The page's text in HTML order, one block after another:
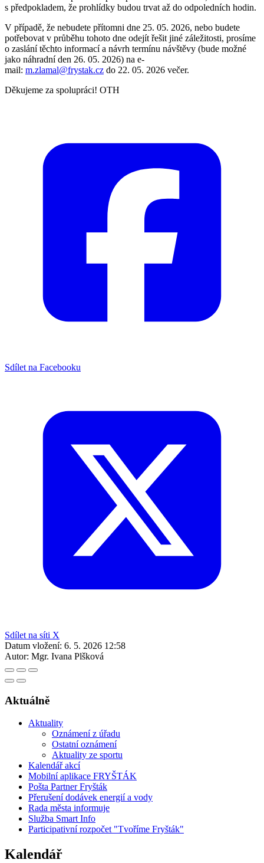
s předpokladem, že prohlídky budou trvat až do odpoledních hodin.
V případě, že nebudete přítomni dne 25. 05. 2026, nebo budete
potřebovat v průběhu tohoto dne odejít řešit jiné záležitosti, prosíme
o zaslání těchto informací a návrh termínu návštěvy (bude možné
jako náhradní den 26. 05. 2026) na e-
mail: m.zlamal@frystak.cz do 22. 05. 2026 večer.
Děkujeme za spolupráci! OTH
Sdílet na Facebooku
Sdílet na síti X
Datum vložení: 6. 5. 2026 12:58
Autor: Mgr. Ivana Plšková
Aktuálně
Aktuality
Oznámení z úřadu
Ostatní oznámení
Aktuality ze sportu
Kalendář akcí
Mobilní aplikace FRYŠTÁK
Pošta Partner Fryšták
Přerušení dodávek energií a vody
Rada města informuje
Služba Smart Info
Participativní rozpočet "Tvoříme Fryšták"
Kalendář